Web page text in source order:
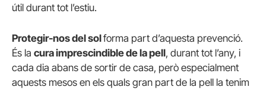
útil durant tot l’estiu.
Protegir-nos del solforma part d’aquesta prevenció.
És la cura imprescindible de la pell, durant tot l’any, i
cada dia abans de sortir de casa, però especialment
aquests mesos en els quals gran part de la pell la tenim